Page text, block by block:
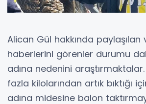
Alican Gül hakkında paylaşılan
haberlerini görenler durumu
adına nedenini
fazla kilolarından artık bıktığı
adına midesine balon